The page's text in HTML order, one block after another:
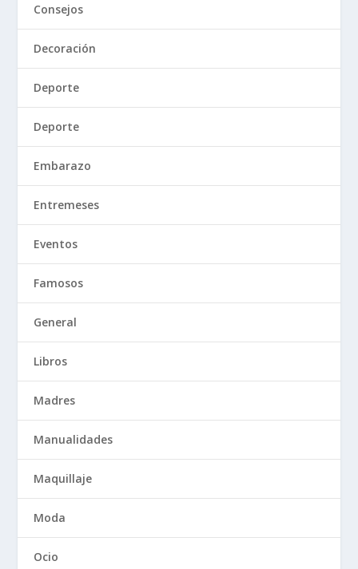
Consejos
Decoración
Deporte
Deporte
Embarazo
Entremeses
Eventos
Famosos
General
Libros
Madres
Manualidades
Maquillaje
Moda
Ocio